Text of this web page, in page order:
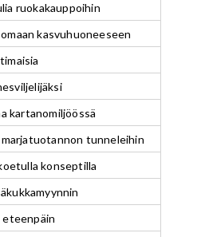
ruokakauppoihin
kasvuhuoneeseen
kartanomiljöössä
tunneleihin
konseptilla